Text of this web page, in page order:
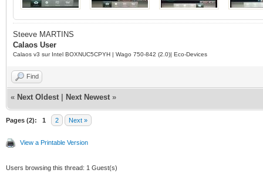
Steeve MARTINS
Calaos User
Calaos v3 sur Intel BOXNUC5CPYH | Wago 750-842 (2.0)| Eco-Devices
Find
« Next Oldest Next Newest »
Pages (2): 1 2 Next »
View a Printable Version
Users browsing this thread: 1 Guest(s)